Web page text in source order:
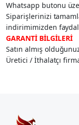
Whatsapp butonu
Siparişlerinizi
indirimimizden
GARANTİ BİLGİLERİ
Satın almış
Üretici / İthalatçı